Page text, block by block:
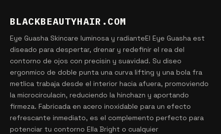
BLACKBEAUTYHAIR.COM
Eye Guasha Skincare luminosa y radianteEl Eye Guasha est
diseado para despertar, drenar y redefinir el rea del
contorno de ojos con precisin y suavidad. Su diseo
ergonmico de doble punta una curva lifting y una bola fra
metlica trabaja desde el interior hacia afuera, promoviendo
la microcirculacin, reduciendo la hinchazn y aportando
firmeza. Fabricada en acero inoxidable para un efecto
refrescante inmediato, es el complemento perfecto para
potenciar tu contorno Ella Bright o cualquier